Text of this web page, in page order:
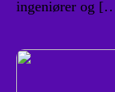
ingeniører og